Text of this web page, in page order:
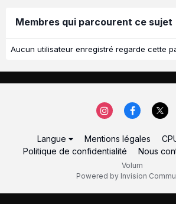
Membres qui parcourent ce sujet
Aucun utilisateur enregistré regarde cette
Langue Mentions légales
Politique de confidentialité
Nous
Volum
Powered by Invision